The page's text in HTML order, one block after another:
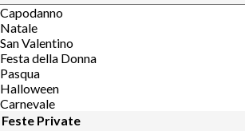
Capodanno
Natale
San Valentino
Festa della Donna
Pasqua
Halloween
Carnevale
Feste Private